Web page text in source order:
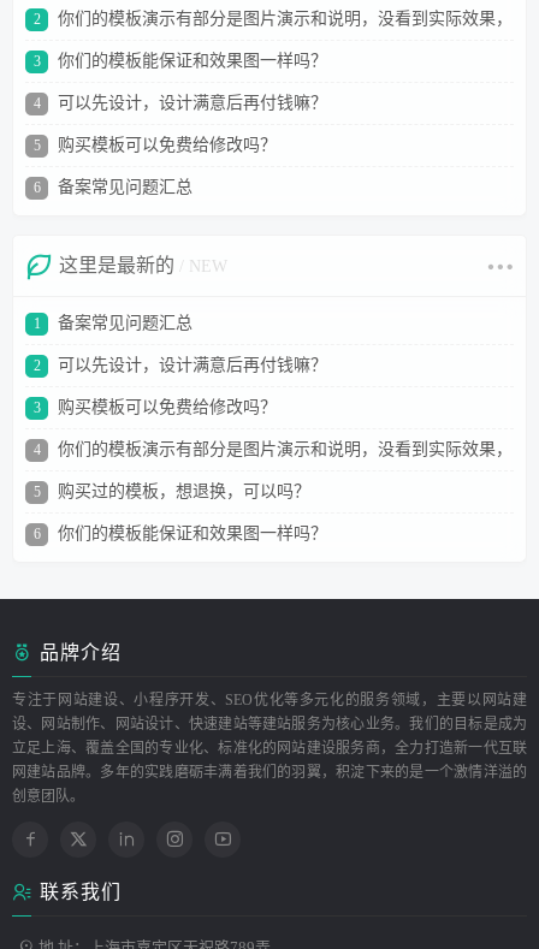
2 你们的模板演示有部分是图片演示和说明，没看到实际效果，
担心不敢买？
3 你们的模板能保证和效果图一样吗？
4 可以先设计，设计满意后再付钱嘛？
5 购买模板可以免费给修改吗？
6 备案常见问题汇总
这里是最新的 / NEW
1 备案常见问题汇总
2 可以先设计，设计满意后再付钱嘛？
3 购买模板可以免费给修改吗？
4 你们的模板演示有部分是图片演示和说明，没看到实际效果，
担心不敢买？
5 购买过的模板，想退换，可以吗？
6 你们的模板能保证和效果图一样吗？
品牌介绍
专注于网站建设、小程序开发、SEO优化等多元化的服务领域，主要以网站建
设、网站制作、网站设计、快速建站等建站服务为核心业务。我们的目标是成为
立足上海、覆盖全国的专业化、标准化的网站建设服务商，全力打造新一代互联
网建站品牌。多年的实践磨砺丰满着我们的羽翼，积淀下来的是一个激情洋溢的
创意团队。
联系我们